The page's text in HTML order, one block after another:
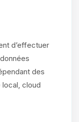
d’effectuer
des
cloud